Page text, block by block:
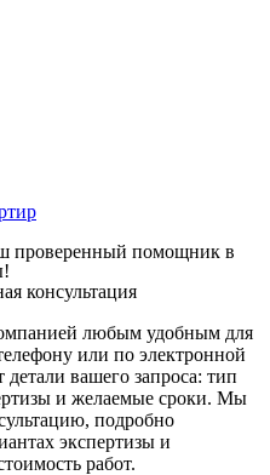
проверенный помощник в
консультация
любым удобным для
или по электронной
вашего запроса: тип
и желаемые сроки. Мы
подробно
экспертизы и
работ.